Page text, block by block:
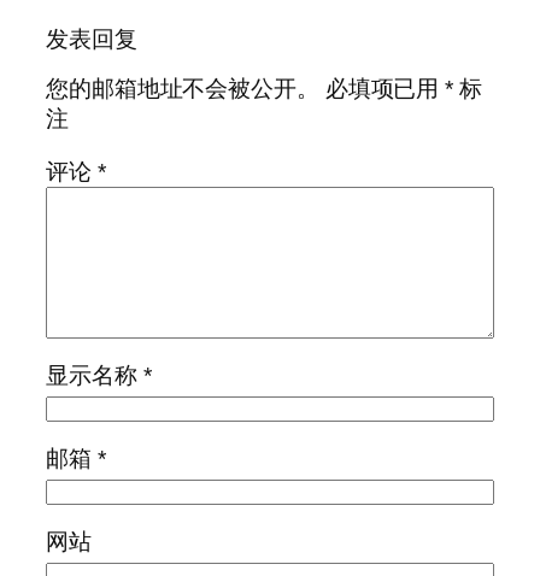
发表回复
您的邮箱地址不会被公开。
必填项已用* 标
注
评论 *
显示名称 *
邮箱 *
网站